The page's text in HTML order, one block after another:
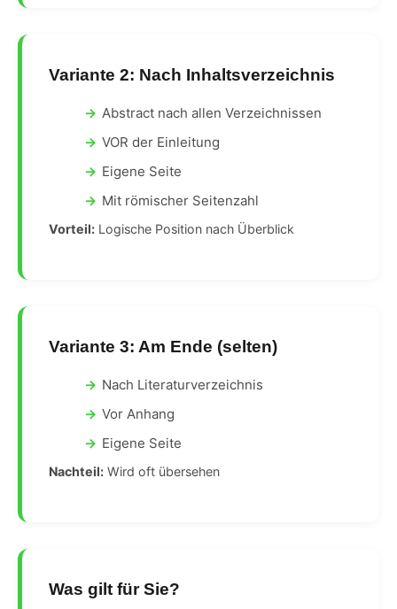
Variante 2: Nach Inhaltsverzeichnis
Abstract nach allen Verzeichnissen
VOR der Einleitung
Eigene Seite
Mit römischer Seitenzahl
Vorteil: Logische Position nach Überblick
Variante 3: Am Ende (selten)
Nach Literaturverzeichnis
Vor Anhang
Eigene Seite
Nachteil: Wird oft übersehen
Was gilt für Sie?